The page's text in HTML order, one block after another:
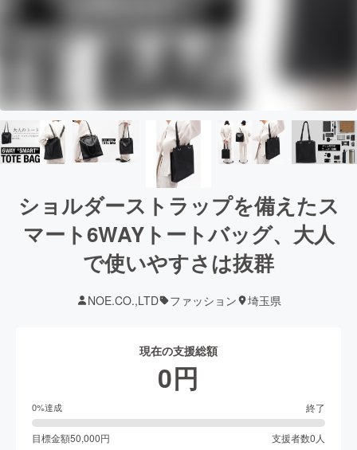
ショルダーストラップを備えたス
マート6WAYトートバッグ、大人
で使いやすさは抜群
NOE.CO.,LTD ファッション 埼玉県
現在の支援総額
0円
0%達成 終了
目標金額50,000円 支援者数0 人